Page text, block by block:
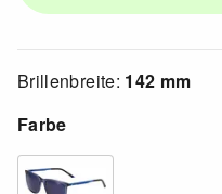
Brillenbreite: 142 mm
Farbe